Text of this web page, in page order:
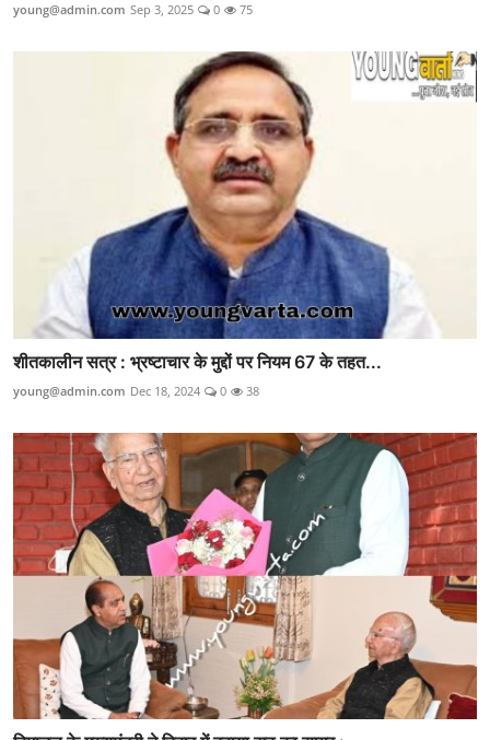
young@admin.com Sep 3, 2025 0 75
शीतकालीन सत्र : भ्रष्टाचार के मुद्दों पर नियम 67 के तहत...
young@admin.com Dec 18, 2024 0 38